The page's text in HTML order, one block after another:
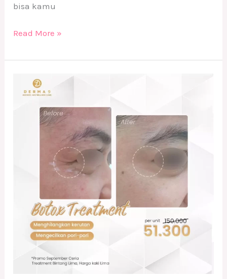
bisa kamu
Read More »
Botox
Treatment